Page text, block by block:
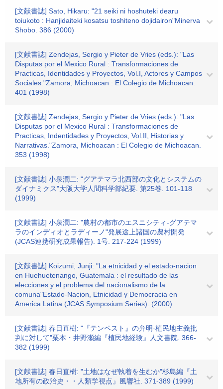
[文献書誌] Sato, Hikaru: "21 seiki ni hoshuteki dearu
toiukoto : Hanjidaiteki kosatsu toshiteno dojidairon"Minerva
Shobo. 386 (2000)
[文献書誌] Zendejas, Sergio y Pieter de Vries (eds.): "Las
Disputas por el Mexico Rural : Transformaciones de
Practicas, Identidades y Proyectos, Vol.I, Actores y Campos
Sociales."Zamora, Michoacan : El Colegio de Michoacan.
401 (1998)
[文献書誌] Zendejas, Sergio y Pieter de Vries (eds.): "Las
Disputas por el Mexico Rural : Transformaciones de
Practicas, Indentidades y Proyectos, Vol.II, Historias y
Narrativas."Zamora, Michoacan : El Colegio de Michoacan.
353 (1998)
[文献書誌] 小泉潤二: "グアテマラ北西部の文化とシステムの
ダイナミクス"大阪大学人間科学部紀要. 第25巻. 101-118
(1999)
[文献書誌] 小泉潤二: "農村の都市のエスニシティ-グアテマ
ラのインディオとラディーノ"発展途上諸国の農村開発
(JCAS連携研究成果報告). 1号. 217-224 (1999)
[文献書誌] Koizumi, Junji: "La etnicidad y el estado-nacion
en Huehuetenango, Guatemala : el resultado de las
elecciones y el problema del nacionalismo de la
comuna"Estado-Nacion, Etnicidad y Democracia en
America Latina (JCAS Symposium Series). (2000)
[文献書誌] 春日直樹: "『テンペスト』の弁明-植民地主義批
判に対して"栗本・井野瀬編『植民地経験』人文書院. 366-
382 (1999)
[文献書誌] 春日直樹: "土地はなぜ執着を生むか"杉島編『土
地所有の政治史・・人類学視点』風響社. 371-389 (1999)